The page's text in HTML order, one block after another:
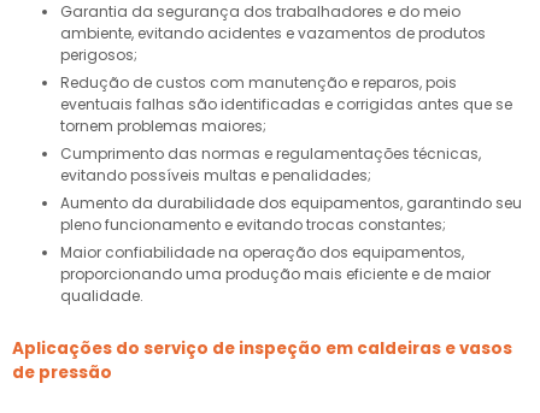
Garantia da segurança dos trabalhadores e do meio
ambiente, evitando acidentes e vazamentos de produtos
perigosos;
Redução de custos com manutenção e reparos, pois
eventuais falhas são identificadas e corrigidas antes que se
tornem problemas maiores;
Cumprimento das normas e regulamentações técnicas,
evitando possíveis multas e penalidades;
Aumento da durabilidade dos equipamentos, garantindo seu
pleno funcionamento e evitando trocas constantes;
Maior confiabilidade na operação dos equipamentos,
proporcionando uma produção mais eficiente e de maior
qualidade.
Aplicações do serviço de inspeção em caldeiras e vasos
de pressão